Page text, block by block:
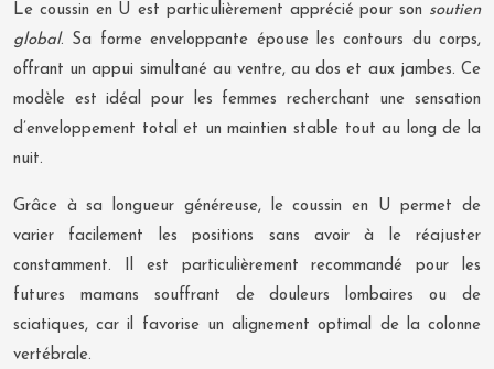
Le coussin en U est particulièrement apprécié pour son soutien
global. Sa forme enveloppante épouse les contours du corps,
offrant un appui simultané au ventre, au dos et aux jambes. Ce
modèle est idéal pour les femmes recherchant une sensation
d’enveloppement total et un maintien stable tout au long de la
nuit.
Grâce à sa longueur généreuse, le coussin en U permet de
varier facilement les positions sans avoir à le réajuster
constamment. Il est particulièrement recommandé pour les
futures mamans souffrant de douleurs lombaires ou de
sciatiques, car il favorise un alignement optimal de la colonne
vertébrale.